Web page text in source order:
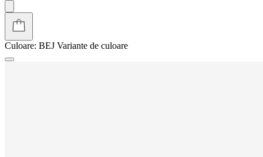
Culoare: BEJ Variante de culoare